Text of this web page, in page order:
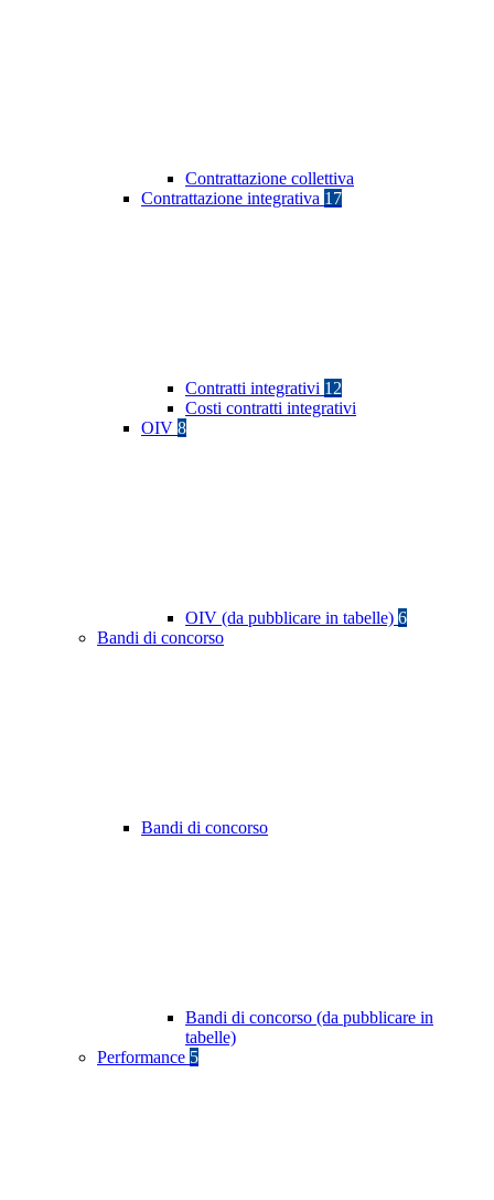
Contrattazione collettiva
Contrattazione integrativa 17
Contratti integrativi 12
Costi contratti integrativi
OIV 8
OIV (da pubblicare in tabelle) 6
Bandi di concorso
Bandi di concorso
Bandi di concorso (da pubblicare in
tabelle)
Performance 5